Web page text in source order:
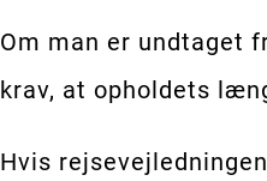
Om man er undtaget
krav, at opholdets
Hvis